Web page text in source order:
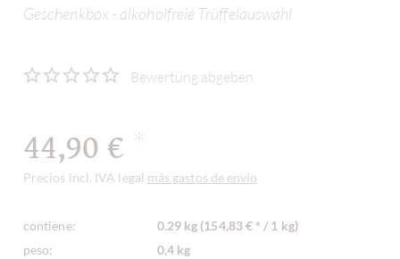
Geschenkbox - alkoholfreie Trüffelauswahl
Bewertung abgeben
44,90 €
Precios incl. IVA legal más gastos de envío
contiene:
0.29 kg (154,83 € * / 1 kg)
peso:
0,4 kg